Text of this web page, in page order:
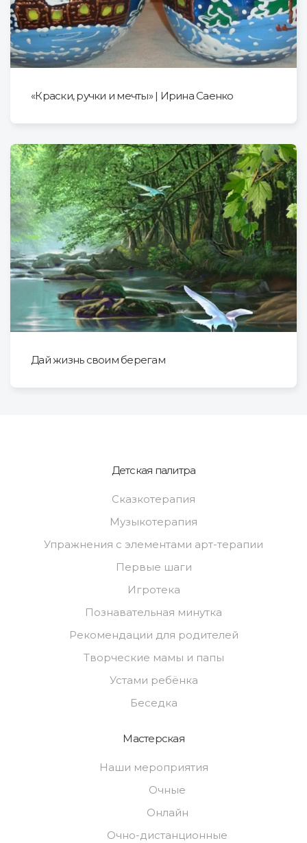
«Краски, ручки и мечты» | Ирина Саенко
Дай жизнь своим берегам
Детская палитра
Сказкотерапия
Музыкотерапия
Упражнения с элементами арт-терапии
Первые шаги
Игротека
Познавательная минутка
Рекомендации для родителей
Творческие мамы и папы
Устами ребёнка
Беседка
Мастерская
Наши мероприятия
Очные
Онлайн
Очно-дистанционные